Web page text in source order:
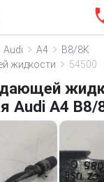
Audi A4
B8/8K
жидкости
54500
Audi A4 B8/